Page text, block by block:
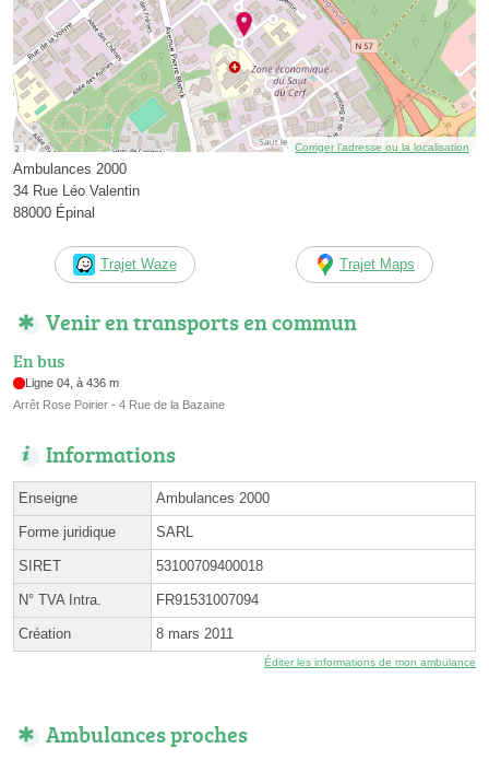
Corriger l’adresse ou la localisation
Ambulances 2000
34 Rue Léo Valentin
88000 Épinal
Trajet Waze Trajet Maps
Venir en transports en commun
En bus
Ligne 04, à 436 m
Arrêt Rose Poirier - 4 Rue de la Bazaine
Informations
Enseigne Ambulances 2000
Forme juridique SARL
SIRET 53100709400018
N° TVA Intra. FR91531007094
Création 8 mars 2011
Éditer les informations de mon ambulance
Ambulances proches